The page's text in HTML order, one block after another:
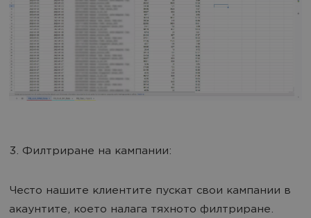
3. Филтриране на кампании:
Често нашите клиентите пускат свои кампании в
акаунтите, което налага тяхното филтриране.